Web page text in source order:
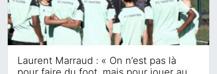
Laurent Marraud : « On n’est pas là